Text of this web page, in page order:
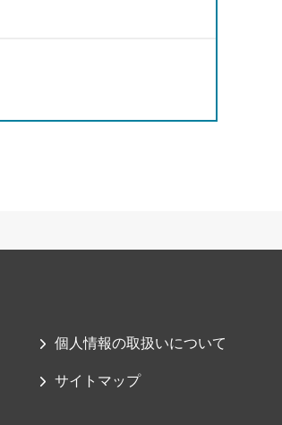
個人情報の取扱いについて
サイトマップ